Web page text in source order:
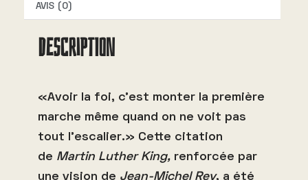
iAVIS (0)
DESCRIPTION
«Avoir la foi, c’est monter la première
marche même quand on ne voit pas
tout l’escalier.» Cette citation
de Martin Luther King, renforcée par
une vision de Jean-Michel Rey, a été